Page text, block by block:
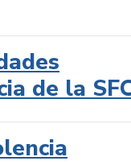
de la